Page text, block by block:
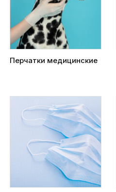
Перчатки медицинские